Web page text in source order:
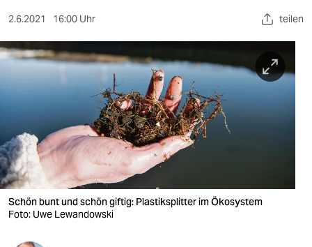
sport
berlin
nord
wahrheit
verlag
verlag
veranstaltungen
2.6.2021 16:00 Uhr teilen
Schön bunt und schön giftig: Plastiksplitter im Ökosystem
Foto: Uwe Lewandowski